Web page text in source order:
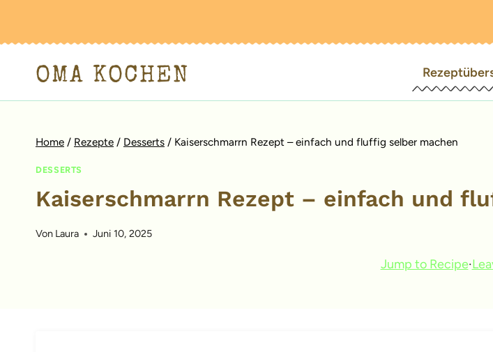
OMA KOCHEN
Home / Rezepte / Desserts / Kaiserschmarrn Rezept – einfach und fluffig selber machen
DESSERTS
Kaiserschmarrn Rezept – einfach und
Von Laura Juni 10, 2025
Jump to Recipe·